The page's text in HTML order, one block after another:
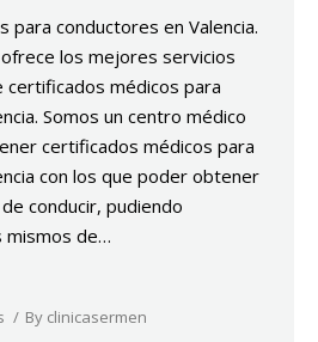
para conductores en Valencia.
ofrece los mejores servicios
certificados médicos para
Somos un centro médico
certificados médicos para
con los que poder obtener
conducir, pudiendo
mismos de…
By clinicasermen